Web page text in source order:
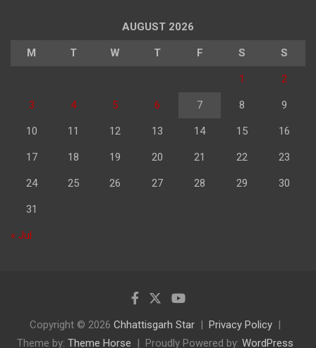
AUGUST 2026
M T W T F S S
1 2
3 4 5 6 7 8 9
10 11 12 13 14 15 16
17 18 19 20 21 22 23
24 25 26 27 28 29 30
31
« Jul
Copyright © 2026 Chhattisgarh Star
Privacy Policy
Theme by: Theme Horse Proudly Powered by: WordPress